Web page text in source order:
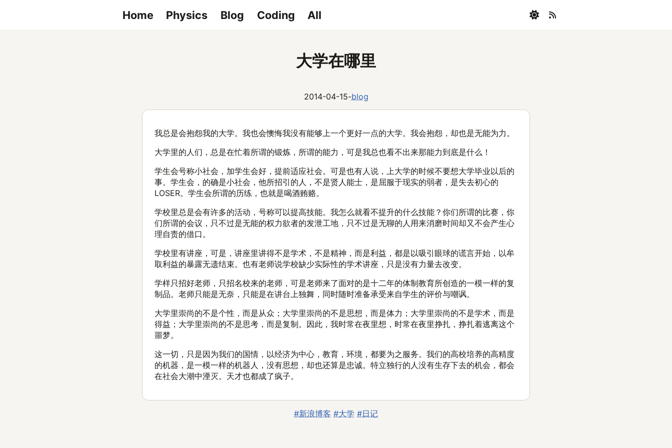
Home Physics Blog Coding All
大学在哪里
2014-04-15-blog
我总是会抱怨我的大学。我也会懊悔我没有能够上一个更好一点的大学。我会抱怨，却也是无能为力。
大学里的人们，总是在忙着所谓的锻炼，所谓的能力，可是我总也看不出来那能力到底是什么！
学生会号称小社会，加学生会好，提前适应社会。可是也有人说，上大学的时候不要想大学毕业以后的
事。学生会，的确是小社会，他所招引的人，不是贤人能士，是屈服于现实的弱者，是失去初心的
LOSER。学生会所谓的历练，也就是喝酒贿赂。
学校里总是会有许多的活动，号称可以提高技能。我怎么就看不提升的什么技能？你们所谓的比赛，你
们所谓的会议，只不过是无能的权力欲者的发泄工地，只不过是无聊的人用来消磨时间却又不会产生心
理自责的借口。
学校里有讲座，可是，讲座里讲得不是学术，不是精神，而是利益，都是以吸引眼球的谎言开始，以牟
取利益的暴露无遗结束。也有老师说学校缺少实际性的学术讲座，只是没有力量去改变。
学样只招好老师，只招名校来的老师，可是老师来了面对的是十二年的体制教育所创造的一模一样的复
制品。老师只能是无奈，只能是在讲台上独舞，同时随时准备承受来自学生的评价与嘲讽。
大学里崇尚的不是个性，而是从众；大学里崇尚的不是思想，而是体力；大学里崇尚的不是学术，而是
得益；大学里崇尚的不是思考，而是复制。因此，我时常在夜里想，时常在夜里挣扎，挣扎着逃离这个
噩梦。
这一切，只是因为我们的国情，以经济为中心，教育，环境，都要为之服务。我们的高校培养的高精度
的机器，是一模一样的机器人，没有思想，却也还算是忠诚。特立独行的人没有生存下去的机会，都会
在社会大潮中湮灭。天才也都成了疯子。
#新浪博客 #大学 #日记